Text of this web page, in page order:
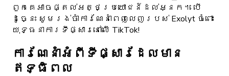
ពួកគេអាចផ្តល់អត្ថប្រយោជន៍ដល់អ្នក។ បើ
ដូច្នេះ សូមរង់ចាំការណែនាំពេញលេញរបស់ Exolyt ចំពោះ
យុទ្ធនាការទីផ្សារនៅលើ TikTok!
ការណែនាំអំពីទីផ្សារដែលមាន
ឥទ្ធិពល